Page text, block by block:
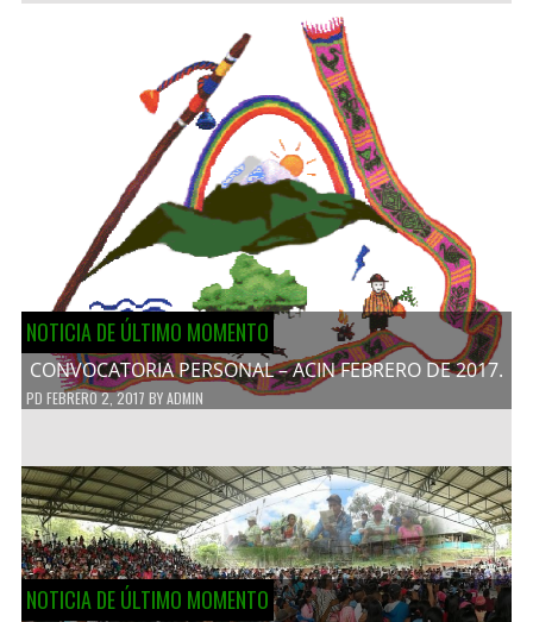
NOTICIA DE ÚLTIMO MOMENTO
CONVOCATORIA PERSONAL – ACIN FEBRERO DE 2017.
PD FEBRERO 2, 2017 BYADMIN
NOTICIA DE ÚLTIMO MOMENTO